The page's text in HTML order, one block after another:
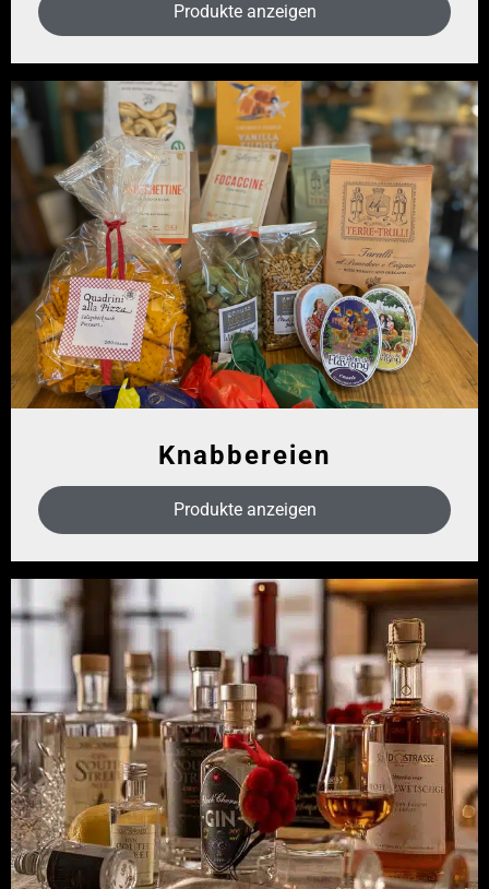
Produkte anzeigen
Knabbereien
Produkte anzeigen